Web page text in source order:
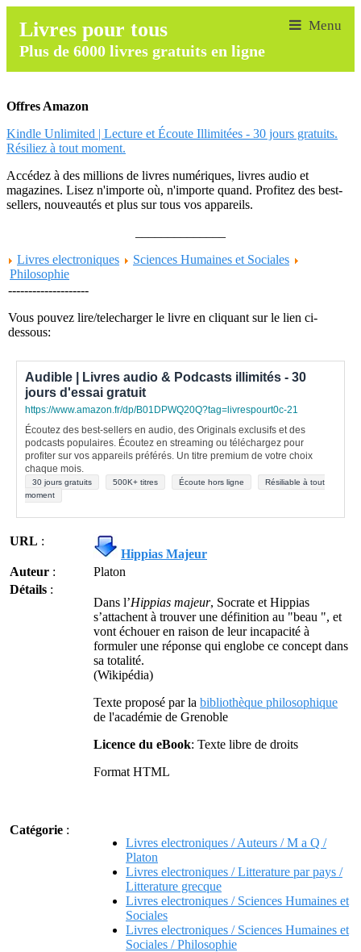
Livres pour tous
Plus de 6000 livres gratuits en ligne
Offres Amazon
Kindle Unlimited | Lecture et Écoute Illimitées - 30 jours gratuits.
Résiliez à tout moment.
Accédez à des millions de livres numériques, livres audio et
magazines. Lisez n'importe où, n'importe quand. Profitez des best-
sellers, nouveautés et plus sur tous vos appareils.
Livres electroniques
Sciences Humaines et Sociales
Philosophie
--------------------
Vous pouvez lire/telecharger le livre en cliquant sur le lien ci-
dessous:
Audible | Livres audio & Podcasts illimités - 30
jours d'essai gratuit
https://www.amazon.fr/dp/B01DPWQ20Q?tag=livrespourt0c-21
Écoutez des best-sellers en audio, des Originals exclusifs et des
podcasts populaires. Écoutez en streaming ou téléchargez pour
profiter sur vos appareils préférés. Un titre premium de votre choix
chaque mois.
30 jours gratuits 500K+ titres Écoute hors ligne
Résiliable à tout
moment
URL :
Hippias Majeur
Auteur :
Platon
Détails :
Dans l’Hippias majeur, Socrate et Hippias
s’attachent à trouver une définition au "beau ", et
vont échouer en raison de leur incapacité à
formuler une réponse qui englobe ce concept dans
sa totalité.
(Wikipédia)
Texte proposé par la bibliothèque philosophique
de l'académie de Grenoble
Licence du eBook: Texte libre de droits
Format HTML
Catégorie :
Livres electroniques / Auteurs / M a Q /
Platon
Livres electroniques / Litterature par pays /
Litterature grecque
Livres electroniques / Sciences Humaines et
Sociales
Livres electroniques / Sciences Humaines et
Sociales / Philosophie